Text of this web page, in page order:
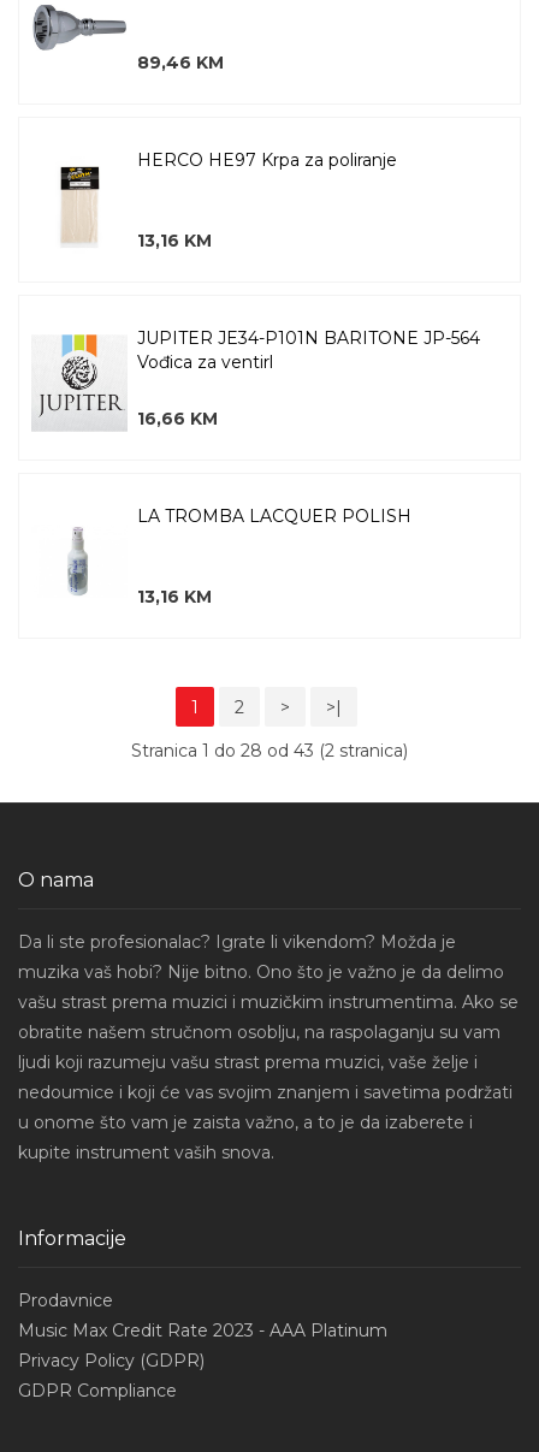
89,46 KM
HERCO HE97 Krpa za poliranje
13,16 KM
JUPITER JE34-P101N BARITONE JP-564
Vođica za ventirl
16,66 KM
LA TROMBA LACQUER POLISH
13,16 KM
1 2 > >|
Stranica 1 do 28 od 43 (2 stranica)
O nama
Da li ste profesionalac? Igrate li vikendom? Možda je
muzika vaš hobi? Nije bitno. Ono što je važno je da delimo
vašu strast prema muzici i muzičkim instrumentima. Ako se
obratite našem stručnom osoblju, na raspolaganju su vam
ljudi koji razumeju vašu strast prema muzici, vaše želje i
nedoumice i koji će vas svojim znanjem i savetima podržati
u onome što vam je zaista važno, a to je da izaberete i
kupite instrument vaših snova.
Informacije
Prodavnice
Music Max Credit Rate 2023 - AAA Platinum
Privacy Policy (GDPR)
GDPR Compliance